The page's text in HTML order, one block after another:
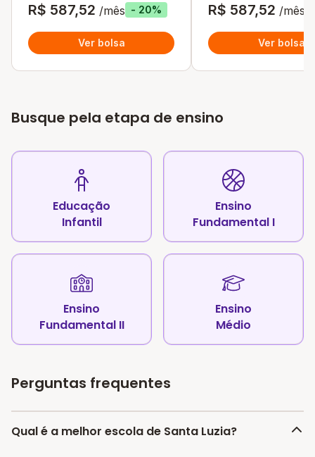
R$ 587,52 /mês - 20%
Ver bolsa
R$ 587,52 /mês
Ver bolsa
Busque pela etapa de ensino
Educação
Infantil
Ensino
Fundamental I
Ensino
Fundamental II
Ensino
Médio
Perguntas frequentes
Qual é a melhor escola de Santa Luzia?